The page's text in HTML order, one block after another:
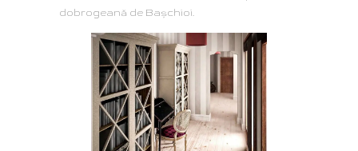
dobrogeană de Başchioi.